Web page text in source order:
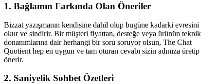
1. Bağlamın Farkında Olan Öneriler
Bizzat yazışmanın kendisine dahil olup bugüne kadarki evresini
okur ve sindirir. Bir müşteri fiyattan, desteğe veya ürünün teknik
donanımlarına dair herhangi bir soru soruyor olsun, The Chat
Quotient hep en uygun ve tam oturan cevabı sizin adınıza üretip
önerir.
2. Saniyelik Sohbet Özetleri